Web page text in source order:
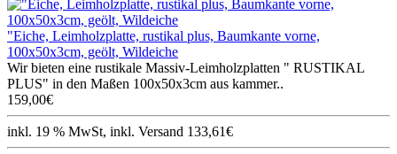
"Eiche, Leimholzplatte, rustikal plus, Baumkante vorne,
100x50x3cm, geölt, Wildeiche
Wir bieten eine rustikale Massiv-Leimholzplatten " RUSTIKAL
PLUS" in den Maßen 100x50x3cm aus kammer..
159,00€
inkl. 19 % MwSt, inkl. Versand 133,61€